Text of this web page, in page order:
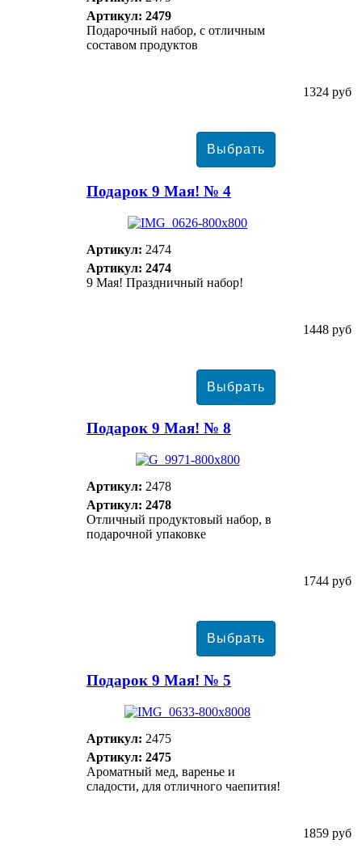
Артикул: 2479
Подарочный набор, с отличным
составом продуктов
1324 руб
Подарок 9 Мая! № 4
Артикул: 2474
Артикул: 2474
9 Мая! Праздничный набор!
1448 руб
Подарок 9 Мая! № 8
Артикул: 2478
Артикул: 2478
Отличный продуктовый набор, в
подарочной упаковке
1744 руб
Подарок 9 Мая! № 5
Артикул: 2475
Артикул: 2475
Ароматный мед, варенье и
сладости, для отличного чаепития!
1859 руб